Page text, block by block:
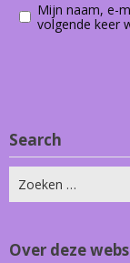
Mijn naam, e-
volgende keer
Search
naar:
Over deze